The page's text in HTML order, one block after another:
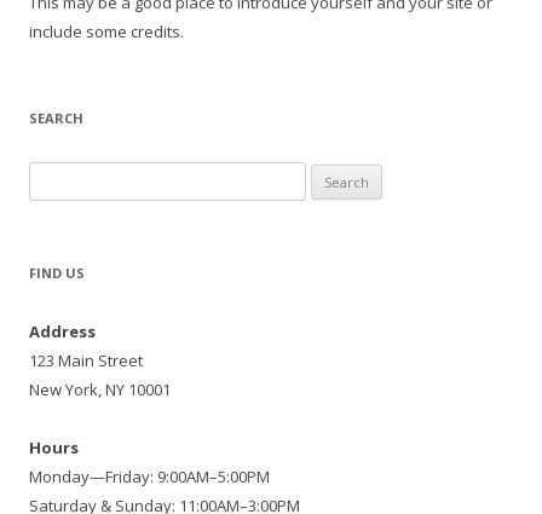
include some credits.
SEARCH
for:
FIND US
Address
123 Main Street
New York, NY 10001
Hours
Monday—Friday: 9:00AM–5:00PM
Saturday & Sunday: 11:00AM–3:00PM